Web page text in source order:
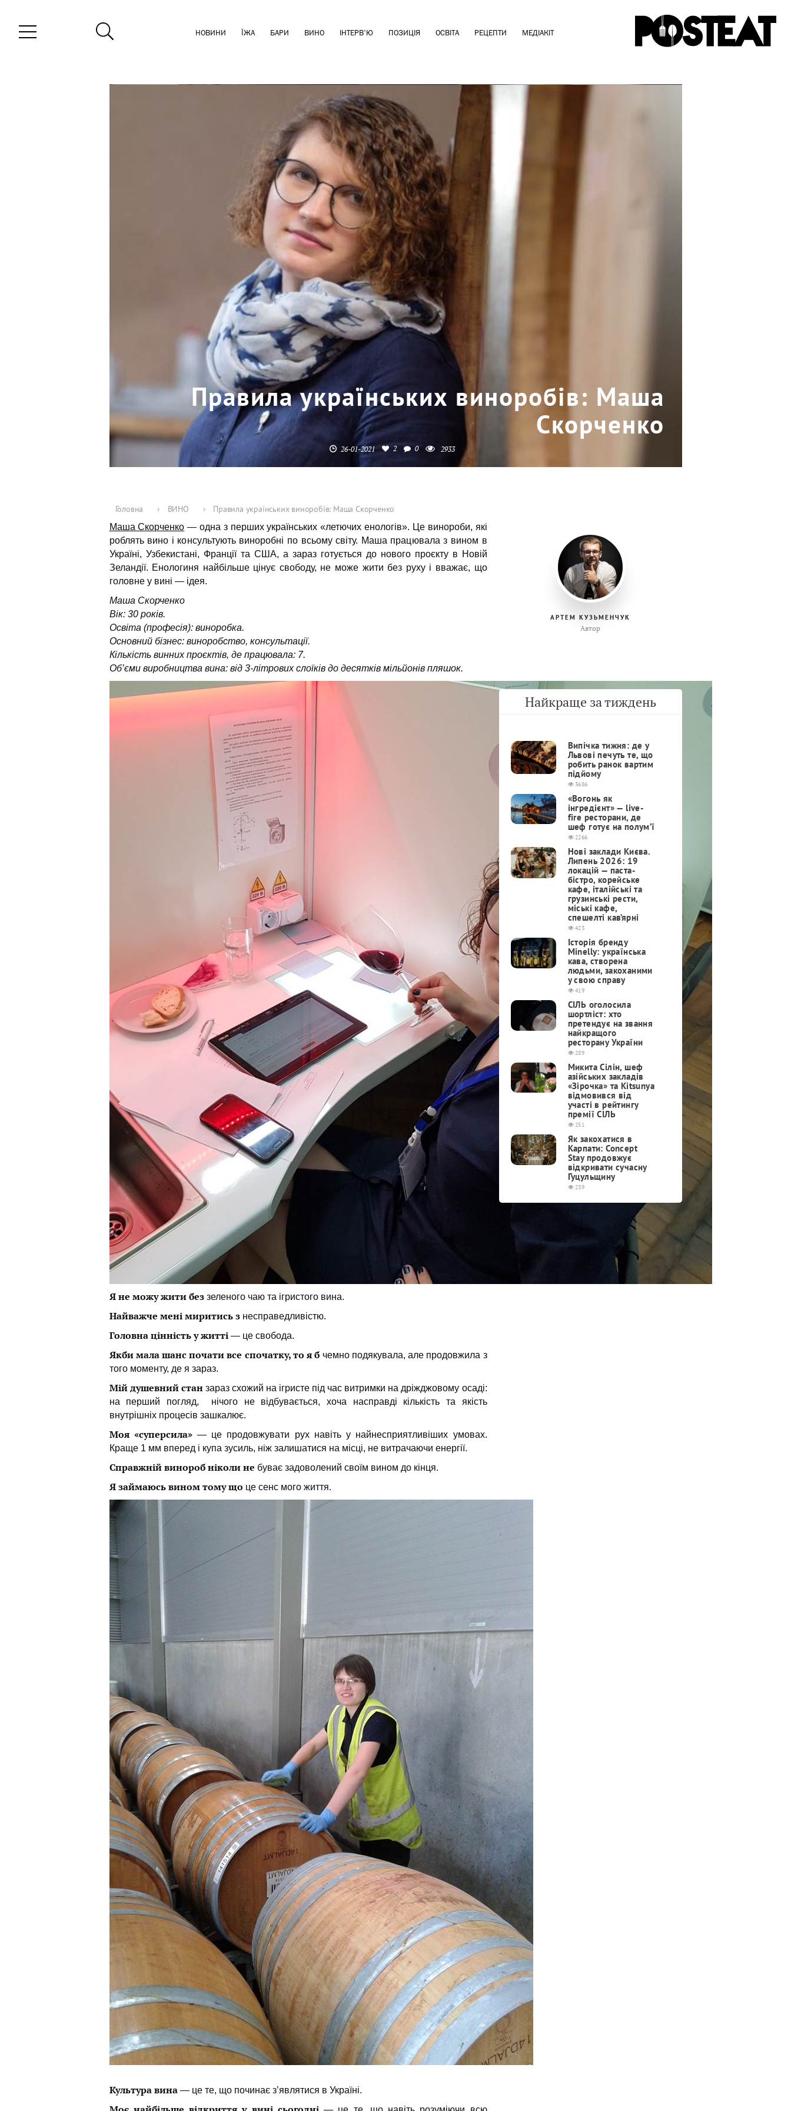
НОВИНИ ЇЖА БАРИ ВИНО ІНТЕРВ'Ю ПОЗИЦІЯ ОСВІТА РЕЦЕПТИ МЕДІАКІТ
Правила українських виноробів: Маша
Скорченко
26-01-2021 2 0 2933
Головна › ВИНО › Правила українських виноробів: Маша Скорченко
Маша Скорченко — одна з перших українських «летючих енологів». Це винороби, які
роблять вино і консультують виноробні по всьому світу. Маша працювала з вином в
Україні, Узбекистані, Франції та США, а зараз готується до нового проєкту в Новій
Зеландії. Енологиня найбільше цінує свободу, не може жити без руху і вважає, що
головне у вині — ідея.
Маша Скорченко
Вік: 30 років.
Освіта (професія): виноробка.
Основний бізнес: виноробство, консультації.
Кількість винних проєктів, де працювала: 7.
Об’єми виробництва вина: від 3-літрових слоїків до десятків мільйонів пляшок.
Я не можу жити беззеленого чаю та ігристого вина.
Найважче мені миритись знесправедливістю.
Головна цінність у житті— це свобода.
Якби мала шанс почати все спочатку, то я б чемно подякувала, але продовжила з
того моменту, де я зараз.
Мій душевний станзараз схожий на ігристе під час витримки на дріжджовому осаді:
на перший погляд, нічого не відбувається, хоча насправді кількість та якість
внутрішніх процесів зашкалює.
Моя «суперсила»— це продовжувати рух навіть у найнесприятливіших умовах.
Краще 1 мм вперед і купа зусиль, ніж залишатися на місці, не витрачаючи енергії.
Справжній винороб ніколи не буває задоволений своїм вином до кінця.
Я займаюсь вином тому що це сенс мого життя.
Культура вина— це те, що починає з’являтися в Україні.
АРТЕМ КУЗЬМЕНЧУК
Автор
Найкраще за тиждень
Випічка тижня: де у
Львові печуть те, що
робить ранок вартим
підйому
3686
«Вогонь як
інгредієнт» — live-
fire ресторани, де
шеф готує на полум’ї
2266
Нові заклади Києва.
Липень 2026: 19
локацій — паста-
бістро, корейське
кафе, італійські та
грузинські рести,
міські кафе,
спешелті кав’ярні
423
Історія бренду
Minelly: українська
кава, створена
людьми, закоханими
у свою справу
419
СІЛЬ оголосила
шортліст: хто
претендує на звання
найкращого
ресторану України
289
Микита Сілін, шеф
азійських закладів
«Зірочка» та Kitsunya
відмовився від
участі в рейтингу
премії СІЛЬ
251
Як закохатися в
Карпати: Concept
Stay продовжує
відкривати сучасну
Гуцульщину
239